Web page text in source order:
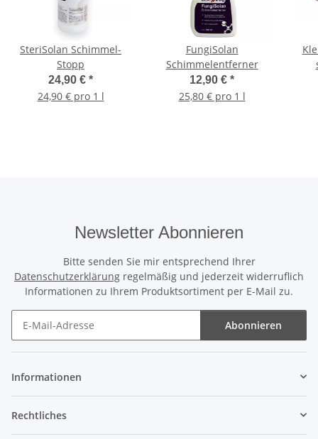
SteriSolan Schimmel-
Stopp
24,90 € *
24,90 € pro 1 l
FungiSolan
Schimmelentferner
12,90 € *
25,80 € pro 1 l
Newsletter Abonnieren
Bitte senden Sie mir entsprechend Ihrer
Datenschutzerklärung regelmäßig und jederzeit widerruflich
Informationen zu Ihrem Produktsortiment per E-Mail zu.
Abonnieren
Informationen
Rechtliches